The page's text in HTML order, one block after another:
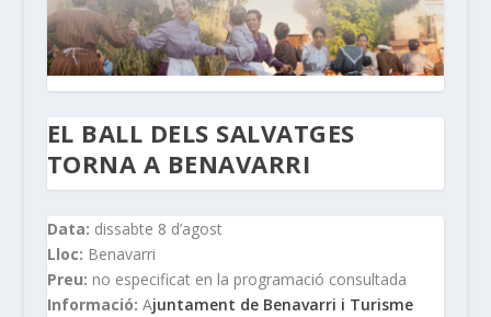
EL BALL DELS SALVATGES
TORNA A BENAVARRI
Data: dissabte 8 d’agost
Lloc: Benavarri
Preu: no especificat en la programació consultada
Informació: Ajuntament de Benavarri i Turisme